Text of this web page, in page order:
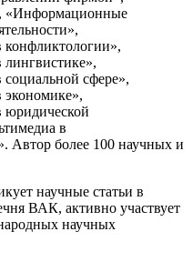
«Информационные
сфере»,
в
Автор более 100 научных и
научные статьи в
ВАК, активно участвует
научных